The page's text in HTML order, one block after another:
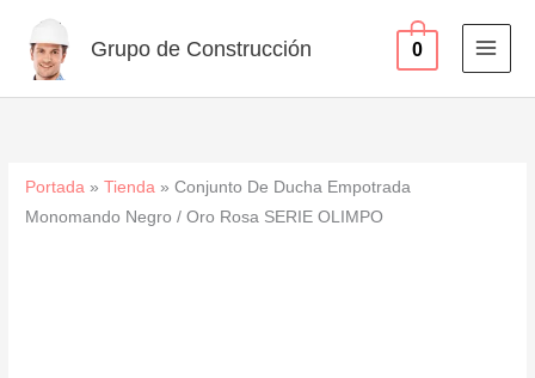
contenido
Grupo de Construcción 0
Portada »Tienda »Conjunto De Ducha Empotrada
Monomando Negro / Oro Rosa SERIE OLIMPO
/
Oro
OLIMPO
cantidad